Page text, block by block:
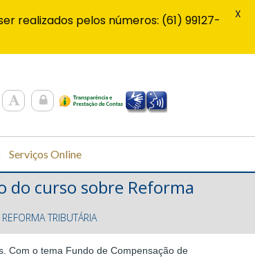
Serviços Online
do curso sobre Reforma
TRIBUTÁRIA
Com o tema Fundo de Compensação de
realizados pelos números: (61) 99127-
X